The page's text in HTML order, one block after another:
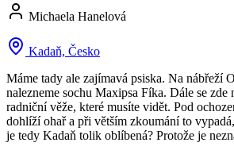
Michaela Hanelová
Kadaň, Česko
Máme tady ale zajímavá psiska. Na nábřeží
nalezneme sochu Maxipsa Fíka. Dále se zde
radniční věže, které musíte vidět. Pod
dohlíží ohař a při větším zkoumání to
je tedy Kadaň tolik oblíbená? Protože je